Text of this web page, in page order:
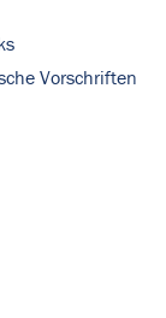
Vorschriften